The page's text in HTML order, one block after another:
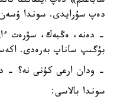
دەپ سۇرايدى. سوندا
- دەنە، ەڭبەك، سۋرەت
بۇگىپ ساناپ بەرەدى.
- ودان ارعى كۇنى نە؟ -
سوندا بالاسى: